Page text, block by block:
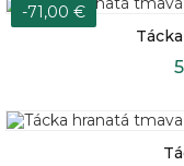
-71,00 €